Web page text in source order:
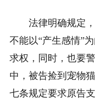
法律明确规定
不能以“产生感情”
求权，同时，也要
中，被告捡到宠物
七条规定要求原告